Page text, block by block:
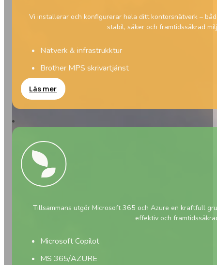
Vi installerar och konfigurerar hela ditt kontorsnätverk –
stabil, säker och framtidssäkrad
Nätverk & infrastrukktur
Brother MPS skrivartjänst
Läs mer
Tillsammans utgör Microsoft 365 och Azure en kraftfull
effektiv och
Microsoft Copilot
MS 365/AZURE